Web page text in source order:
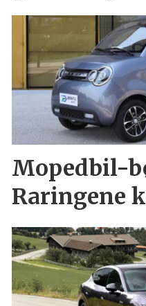
Mopedbil-
Raringene